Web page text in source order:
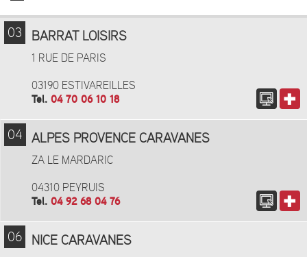
03 BARRAT LOISIRS
1 RUE DE PARIS
03190 ESTIVAREILLES
Tel. 04 70 06 10 18
04 ALPES PROVENCE CARAVANES
ZA LE MARDARIC
04310 PEYRUIS
Tel. 04 92 68 04 76
06 NICE CARAVANES